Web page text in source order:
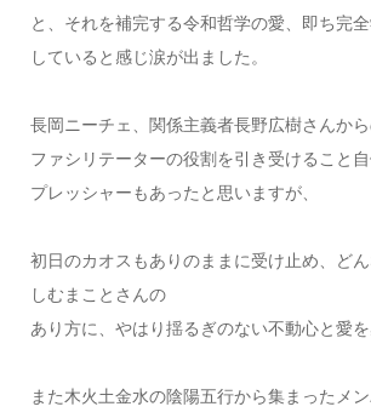
と、それを補完する令和哲学の愛、即ち完
していると感じ涙が出ました。
長岡ニーチェ、関係主義者長野広樹さんから
ファシリテーターの役割を引き受けること
プレッシャーもあったと思いますが、
初日のカオスもありのままに受け止め、ど
しむまことさんの
あり方に、やはり揺るぎのない不動心と愛を
また木火土金水の陰陽五行から集まったメ